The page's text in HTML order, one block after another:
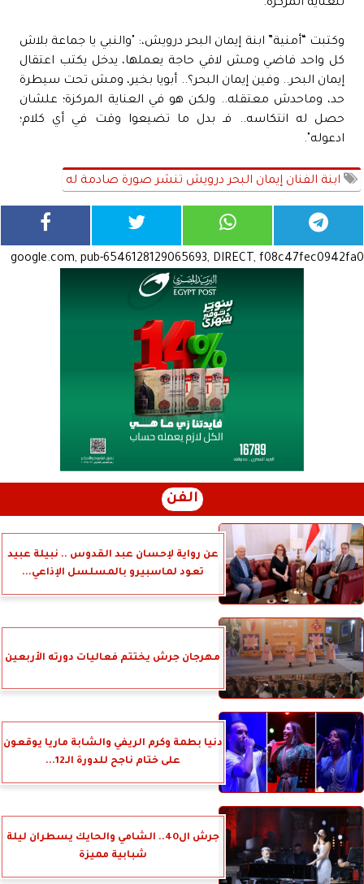
للعناية المركزة.
وكتبت “أمنية” ابنة إيمان البحر درويش،: "والنبي يا جماعة بلاش
كل واحد فاضي ومش لاقي حاجة يعملها، يدخل يكتب اعتقال
إيمان البحر.. وفين إيمان البحر؟.. أبويا بخير، ومش تحت سيطرة
حد، وماحدش معتقله.. ولكن هو في العناية المركزة؛ علشان
حصل له انتكاسه.. فـ بدل ما تضيعوا وقت في أي كلام؛
ادعوله".
ابنة الفنان إيمان البحر درويش تنشر صورة صادمة له
google.com, pub-6546128129065693, DIRECT, f08c47fec0942fa0
الفن
عن رواية لإحسان عبد القدوس .. نبيلة عبيد
تعود لماسبيرو بالمسلسل الإذاعي...
مهرجان جرش يختتم فعاليات دورته الأربعين
دنيا بطمة وكرم الريفي والشابة ماريا يوقعون
على ختام ناجح للدورة الـ12...
جرش ال40.. الشامي والحايك يسطران ليلة
شبابية مميزة